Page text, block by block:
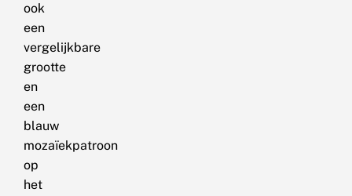
ook
een
vergelijkbare
grootte
en
een
blauw
mozaïekpatroon
op
het